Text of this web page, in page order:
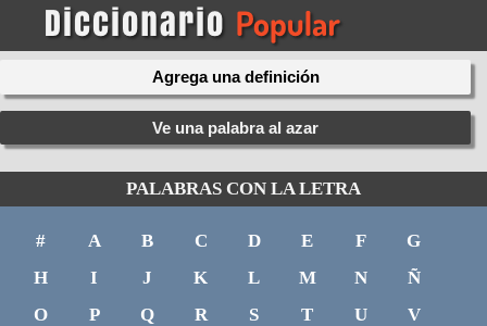
Agrega una definición
Ve una palabra al azar
PALABRAS CON LA LETRA
# A B C D E F
G
H
I J K L M N
Ñ
O
P Q R S T U
V